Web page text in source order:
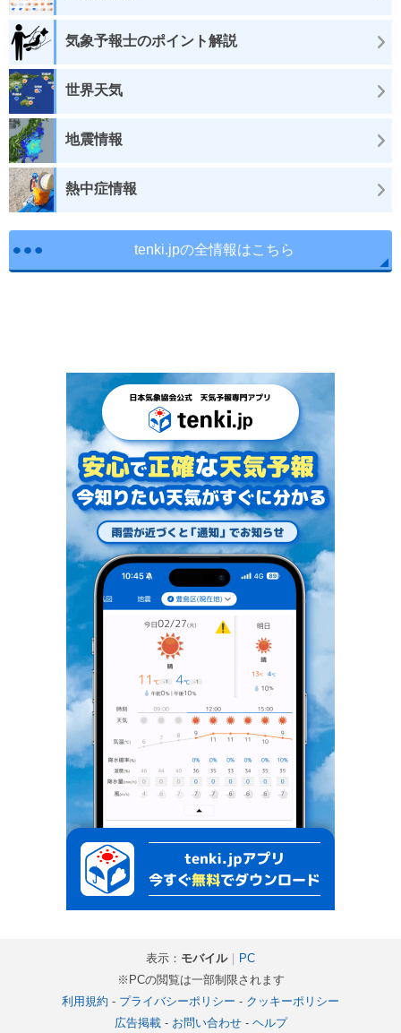
気象予報士のポイント解説
世界天気
地震情報
熱中症情報
tenki.jpの全情報はこちら
表示： モバイル｜ PC
※PCの閲覧は一部制限されます
利用規約 - プライバシーポリシー - クッキーポリシー
広告掲載- お問い合わせ- ヘルプ